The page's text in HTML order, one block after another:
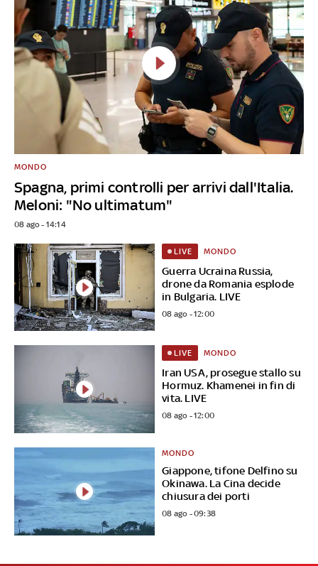
Spagna, primi controlli per arrivi dall'Italia.
Meloni: "No ultimatum"
MONDO
08 ago - 14:14
Guerra Ucraina Russia,
drone da Romania esplode
in Bulgaria. LIVE
LIVE MONDO
08 ago - 12:00
Iran USA, prosegue stallo su
Hormuz. Khamenei in fin di
vita. LIVE
LIVE MONDO
08 ago - 12:00
Giappone, tifone Delfino su
Okinawa. La Cina decide
chiusura dei porti
MONDO
08 ago - 09:38